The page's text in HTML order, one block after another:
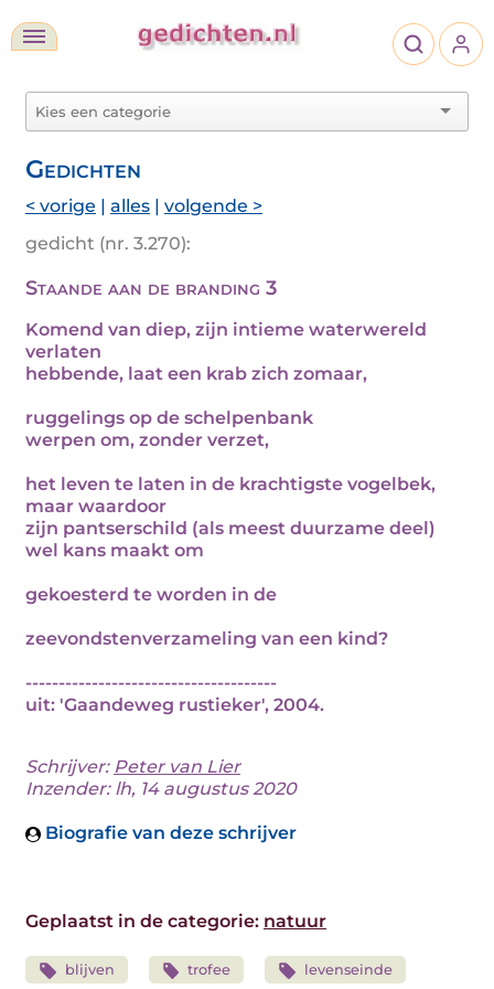
Gedichten
< vorige | alles | volgende >
gedicht (nr. 3.270):
Staande aan de branding 3
Komend van diep, zijn intieme waterwereld
verlaten
hebbende, laat een krab zich zomaar,
ruggelings op de schelpenbank
werpen om, zonder verzet,
het leven te laten in de krachtigste vogelbek,
maar waardoor
zijn pantserschild (als meest duurzame deel)
wel kans maakt om
gekoesterd te worden in de
zeevondstenverzameling van een kind?
--------------------------------------
uit: 'Gaandeweg rustieker', 2004.
Schrijver: Peter van Lier
Inzender: lh, 14 augustus 2020
Biografie van deze schrijver
Geplaatst in de categorie: natuur
blijven trofee levenseinde